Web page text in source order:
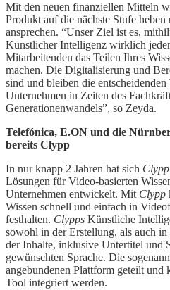
Mit den neuen finanziellen Mitteln
Produkt auf die nächste Stufe
ansprechen. “Unser Ziel ist es,
Künstlicher Intelligenz wirklich
Mitarbeitenden das Teilen Ihres
machen. Die Digitalisierung und
sind und bleiben die
Unternehmen in Zeiten des
Generationenwandels”, so Zeyda.
Telefónica, E.ON und die
bereits Clypp
In nur knapp 2 Jahren hat sich Clypp
Lösungen für Video-basierten
Unternehmen entwickelt. Mit Clypp
Wissen schnell und einfach in
festhalten. Clypps Künstliche
sowohl in der Erstellung, als auch
der Inhalte, inklusive Untertitel und
gewünschten Sprache. Die
angebundenen Plattform geteilt und
Tool integriert werden.